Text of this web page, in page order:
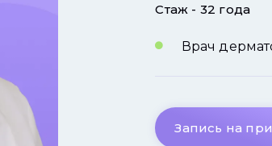
Стаж - 32 года
Врач
Запись на